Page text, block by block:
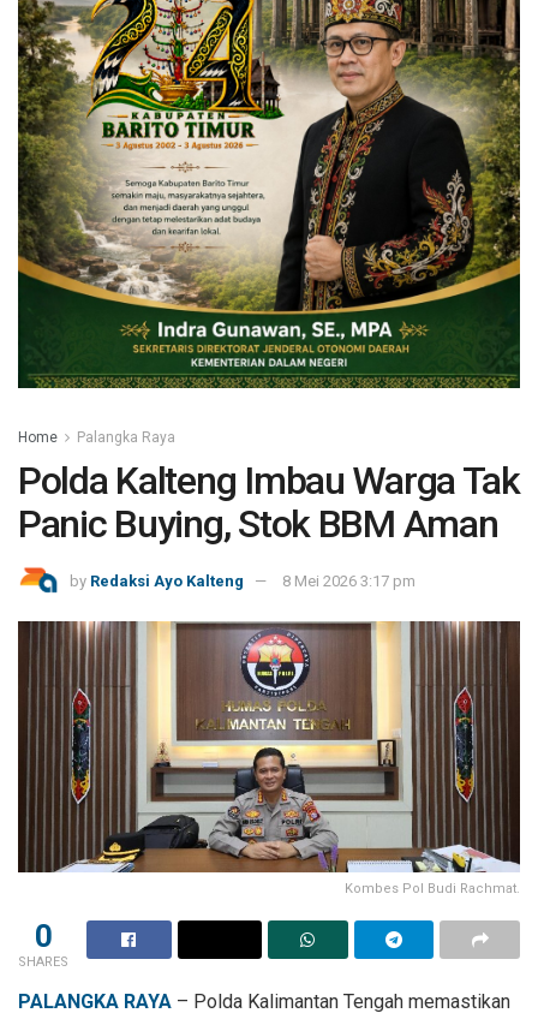
Home Palangka Raya
Polda Kalteng Imbau Warga Tak
Panic Buying, Stok BBM Aman
by Redaksi Ayo Kalteng 8 Mei 2026 3:17 pm
Kombes Pol Budi Rachmat.
0
SHARES
PALANGKA RAYA – Polda Kalimantan Tengah memastikan